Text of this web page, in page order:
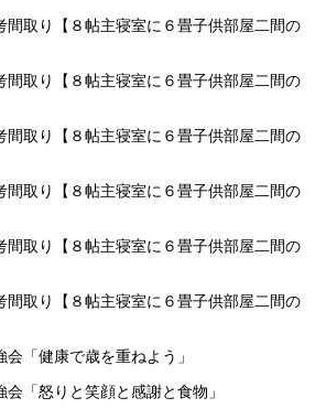
間取り【８帖主寝室に６畳子供部屋二間の
間取り【８帖主寝室に６畳子供部屋二間の
間取り【８帖主寝室に６畳子供部屋二間の
間取り【８帖主寝室に６畳子供部屋二間の
間取り【８帖主寝室に６畳子供部屋二間の
間取り【８帖主寝室に６畳子供部屋二間の
「健康で歳を重ねよう」
「怒りと笑顔と感謝と食物」